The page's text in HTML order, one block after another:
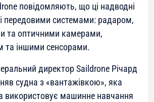
повідомляють, що ці надводні
передовими системами: радаром,
та оптичними камерами,
та іншими сенсорами.
директор Saildrone Річард
судна з «вантажівкою», яка
використовує машинне навчання